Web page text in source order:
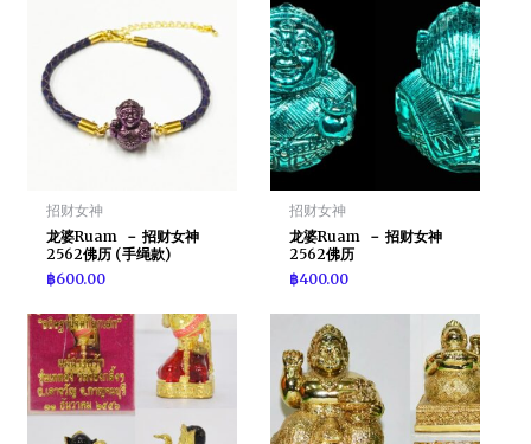
招财女神
龙婆Ruam － 招财女神
2562佛历 (手绳款)
฿600.00
招财女神
龙婆Ruam － 招财女神
2562佛历
฿400.00